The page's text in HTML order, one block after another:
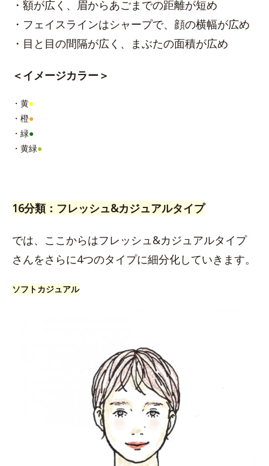
・額が広く、眉からあごまでの距離が短め
・フェイスラインはシャープで、顔の横幅が広め
・目と目の間隔が広く、まぶたの面積が広め
＜イメージカラー＞
・黄●
・橙●
・緑●
・黄緑●
16分類：フレッシュ&カジュアルタイプ
では、ここからはフレッシュ&カジュアルタイプ
さんをさらに4つのタイプに細分化していきます。
ソフトカジュアル